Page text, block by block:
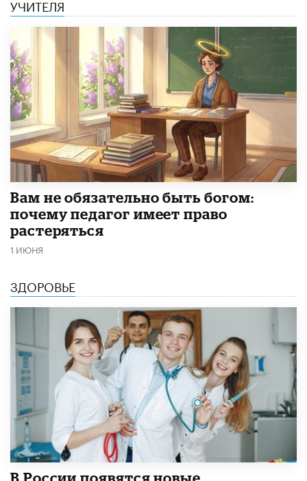
УЧИТЕЛЯ
​Вам не обязательно быть богом:
почему педагог имеет право
растеряться
1 ИЮНЯ
ЗДОРОВЬЕ
В России появятся новые